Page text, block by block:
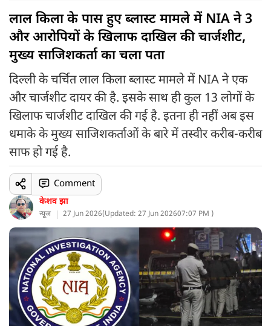
लाल किला के पास हुए ब्लास्ट मामले में NIA ने 3
और आरोपियों के खिलाफ दाखिल की चार्जशीट,
मुख्य साजिशकर्ता का चला पता
दिल्ली के चर्चित लाल किला ब्लास्ट मामले में NIA ने एक
और चार्जशीट दायर की है. इसके साथ ही कुल 13 लोगों के
खिलाफ चार्जशीट दाखिल की गई है. इतना ही नहीं अब इस
धमाके के मुख्य साजिशकर्ताओं के बारे में तस्वीर करीब-करीब
साफ हो गई है.
केशव झा
न्यूज 27 Jun 2026(Updated: 27 Jun 202607:07 PM )
Comment